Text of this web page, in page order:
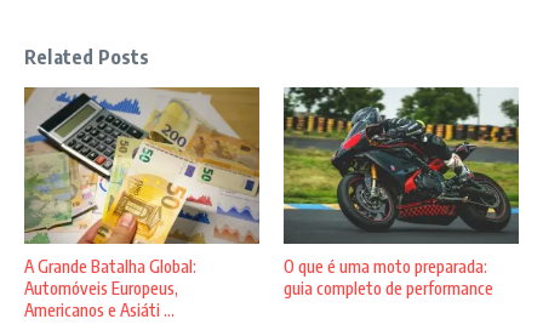
Related Posts
A Grande Batalha Global:
Automóveis Europeus,
Americanos e Asiáti ...
O que é uma moto preparada:
guia completo de performance